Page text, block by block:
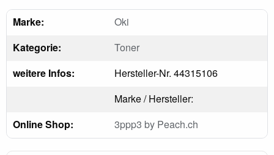
Marke:
Oki
Kategorie:
Toner
weitere Infos:
Hersteller-Nr. 44315106
Marke / Hersteller:
Online Shop:
3ppp3 by Peach.ch